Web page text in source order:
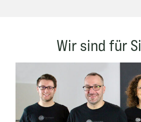
Wir sind für